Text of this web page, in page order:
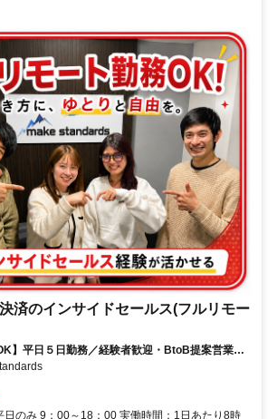
済のインサイドセールス(フルリモー
】平日５日勤務／経験者歓迎・BtoB提案営業で
日のみ 9：00～18：00 実働時間：1日あたり8時